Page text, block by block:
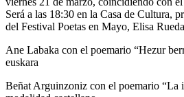
Será a las 18:30 en la Casa de Cultura,
del Festival Poetas en Mayo, Elisa
Ane Labaka con el poemario “Hezur
euskara
Beñat Arguinzoniz con el poemario “La